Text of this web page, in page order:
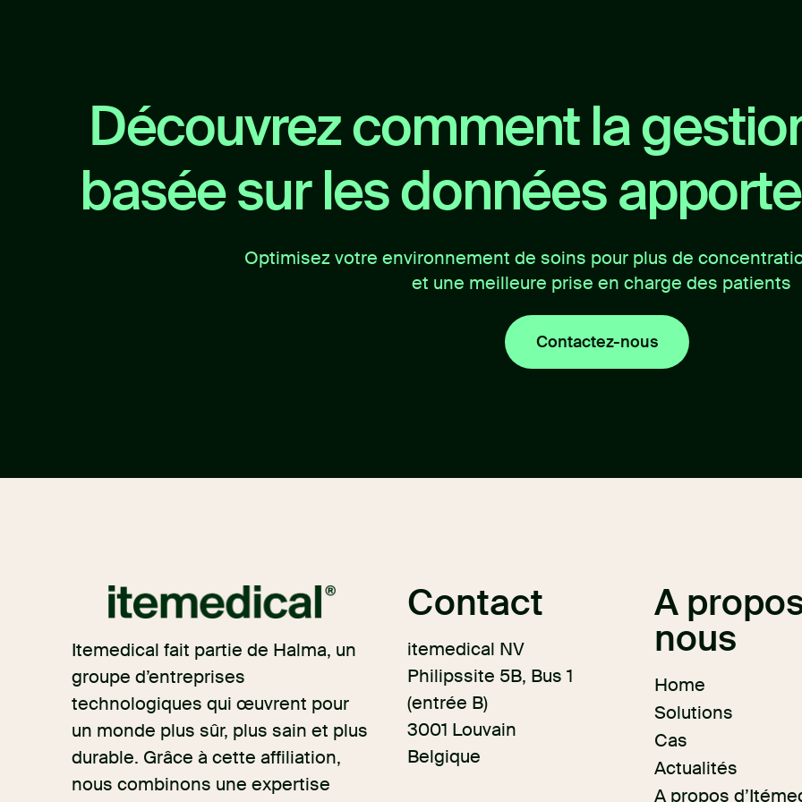
Découvrez comment la
basée sur les données
Optimisez votre environnement de soins pour plus de
et une meilleure prise en charge des patients
Contactez-nous
Itemedical fait partie de Halma, un
groupe d’entreprises
technologiques qui œuvrent pour
un monde plus sûr, plus sain et plus
durable. Grâce à cette affiliation,
nous combinons une expertise
Contact
itemedical NV
Philipssite 5B, Bus 1
(entrée B)
3001 Louvain
Belgique
A
nous
Home
Solutions
Cas
Actualités
A propos